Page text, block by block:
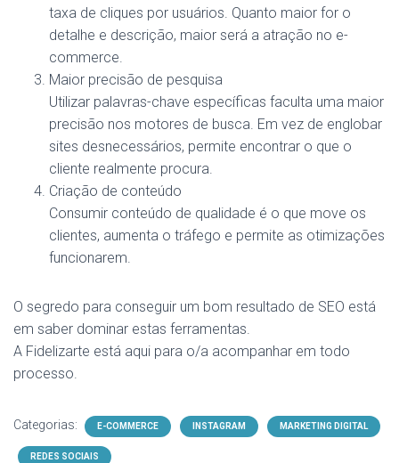
taxa de cliques por usuários. Quanto maior for o
detalhe e descrição, maior será a atração no e-
commerce.
Maior precisão de pesquisa
Utilizar palavras-chave específicas faculta uma maior
precisão nos motores de busca. Em vez de englobar
sites desnecessários, permite encontrar o que o
cliente realmente procura.
Criação de conteúdo
Consumir conteúdo de qualidade é o que move os
clientes, aumenta o tráfego e permite as otimizações
funcionarem.
O segredo para conseguir um bom resultado de SEO está
em saber dominar estas ferramentas.
A Fidelizarte está aqui para o/a acompanhar em todo
processo.
Categorias: E-COMMERCE INSTAGRAM MARKETING DIGITAL
REDES SOCIAIS